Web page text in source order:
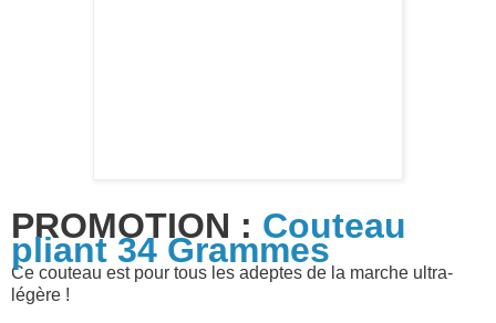
PROMOTION : Couteau
pliant 34 Grammes
Ce couteau est pour tous les adeptes de la marche ultra-
légère !